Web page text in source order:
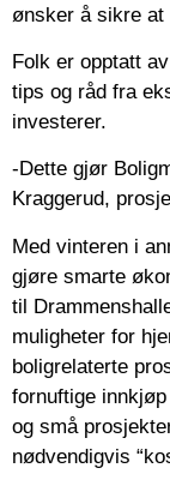
ønsker å sikre
Folk er opptatt
tips og råd fra
investerer.
-Dette gjør
Kraggerud,
Med vinteren i
gjøre smarte
til
muligheter for
boligrelaterte
fornuftige
og små
nødvendigvis